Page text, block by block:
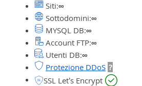
Siti:∞
Sottodomini:∞
MYSQL DB:∞
Account FTP:∞
Utenti DB:∞
Protezione DDoS ?
SSL Let’s Encrypt